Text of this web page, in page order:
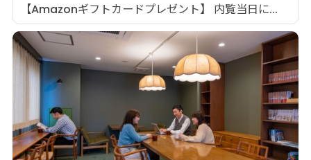
【Amazonギフトカードプレゼント】 内覧当日に...